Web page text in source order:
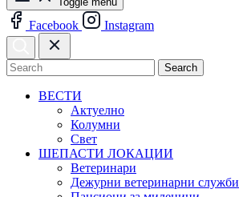
Facebook Instagram
Search
ВЕСТИ
Актуелно
Колумни
Свет
ШЕПАСТИ ЛОКАЦИИ
Ветеринари
Дежурни ветеринарни служби